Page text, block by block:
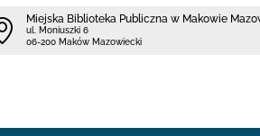
Miejska Biblioteka Publiczna w Makowie
ul. Moniuszki 6
06-200 Maków Mazowiecki